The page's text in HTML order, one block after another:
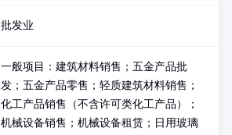
批发业
一般项目：建筑材料销售；五金产品批
发；五金产品零售；轻质建筑材料销售；
化工产品销售（不含许可类化工产品）；
机械设备销售；机械设备租赁；日用玻璃